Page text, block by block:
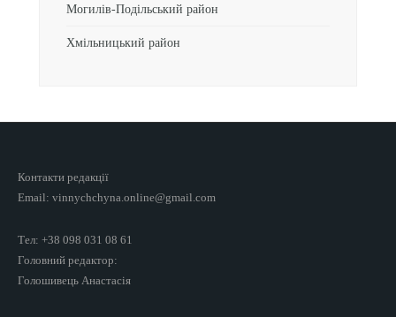
Могилів-Подільський район
Хмільницький район
Контакти редакції
Email: vinnychchyna.online@gmail.com
Тел: +38 098 031 08 61
Головний редактор:
Голошивець Анастасія